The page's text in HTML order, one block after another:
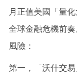
月正值美國「量
全球金融危機前
風險：
第一，「沃什交